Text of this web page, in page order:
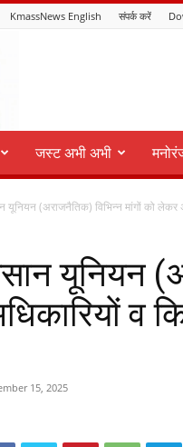
KmassNews English संपर्क करें
जस्ट अभी अभी
यूनियन (अराजनैतिक) विभिन्न मांगों को लेकर
यूनियन
व
15, 2025